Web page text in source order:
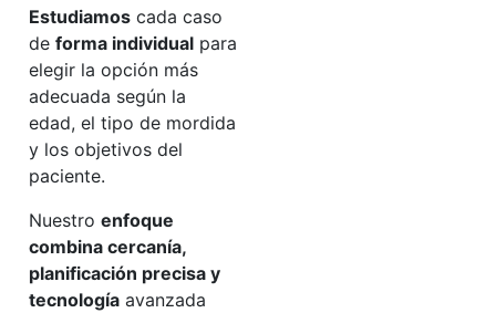
Estudiamos cada caso
de forma individual para
elegir la opción más
adecuada según la
edad, el tipo de mordida
y los objetivos del
paciente.
Nuestro enfoque
combina cercanía,
planificación precisa y
tecnología avanzada